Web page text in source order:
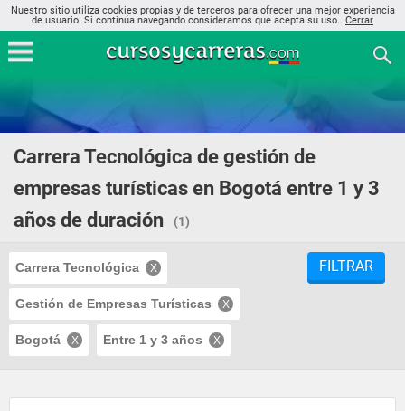
Nuestro sitio utiliza cookies propias y de terceros para ofrecer una mejor experiencia
de usuario. Si continúa navegando consideramos que acepta su uso.. Cerrar
Carrera Tecnológica de gestión de
empresas turísticas en Bogotá entre 1 y 3
años de duración
(1)
Carrera Tecnológica
Gestión de Empresas Turísticas
Bogotá Entre 1 y 3 años
FILTRAR